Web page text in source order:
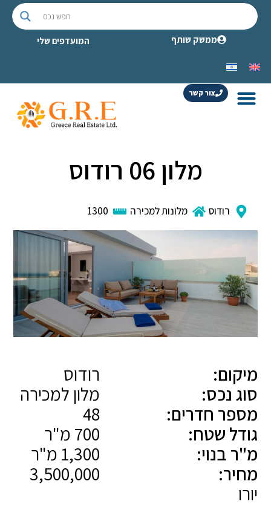
ממשק שותף המועדפים שלי
צור קשר
מלון 06 רודוס
רודוס מלונות למכירה 1300
מיקום:
רודוס
סוג נכס:
מלון למכירה
מספר חדרים:
48
גודל שטח:
מ"ר בנוי:
מחיר:
3,500,000
יורו